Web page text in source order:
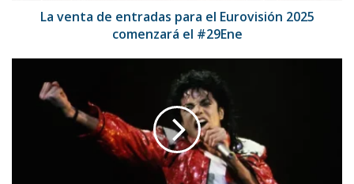
La venta de entradas para el Eurovisión 2025
comenzará el #29Ene
cintas